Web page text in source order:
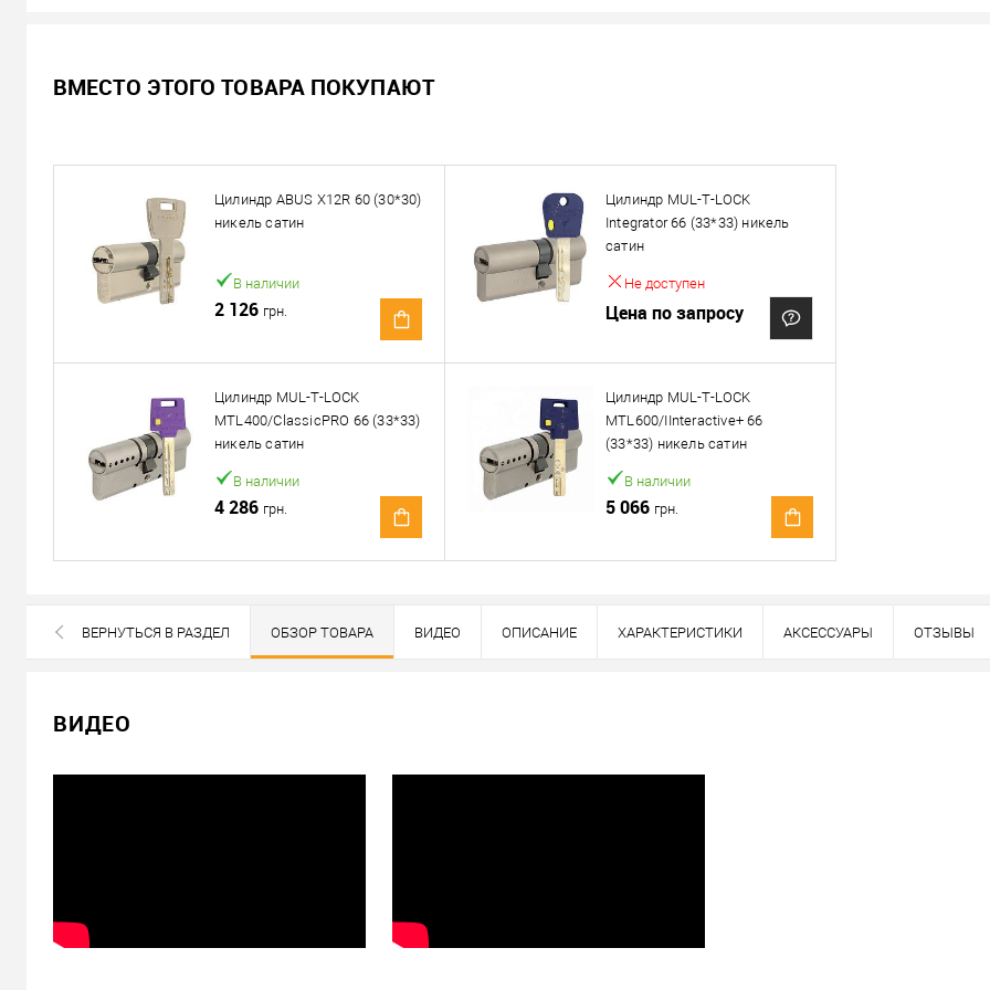
Цена 1 031 грн.
Подписаться
Можем установить этот товар. Подробности спрашивайте у менеджера.
Доставка
Минимальная сумма заказа 400 грн
Доставка наложенным платежом от 400 грн
ВМЕСТО ЭТОГО ТОВАРА ПОКУПАЮТ
Цилиндр ABUS X12R 60 (30*30)
никель сатин
В наличии
2 126 грн.
Цилиндр MUL-T-LOCK
Integrator 66 (33*33) никель
сатин
Не доступен
Цена по запросу
Цилиндр MUL-T-LOCK
MTL400/ClassicPRO 66 (33*33)
никель сатин
В наличии
4 286 грн.
Цилиндр MUL-T-LOCK
MTL600/IInteractive+ 66
(33*33) никель сатин
В наличии
5 066 грн.
ВЕРНУТЬСЯ В РАЗДЕЛ ОБЗОР ТОВАРА ВИДЕО ОПИСАНИЕ ХАРАКТЕРИСТИКИ АКСЕССУАРЫ ОТЗЫВЫ
ВИДЕО